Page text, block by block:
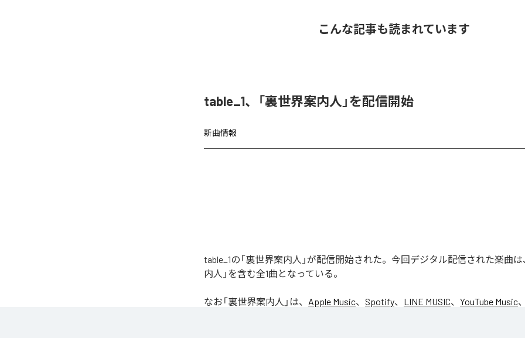
こんな記事も読まれています
table_1、「裏世界案内人」を配信開始
新曲情報
table_1の「裏世界案内人」が配信開始された。今回デジタル配信された楽曲は
内人」を含む全1曲となっている。
なお「裏世界案内人 」は、 Apple Music、 Spotify、 LINE MUSIC、 YouTube Music、